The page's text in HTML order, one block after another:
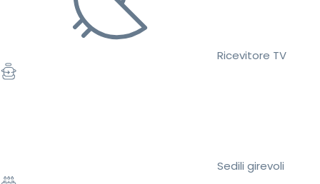
Ricevitore TV
Sedili girevoli